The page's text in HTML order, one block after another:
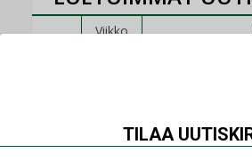
Viikko
TILAA